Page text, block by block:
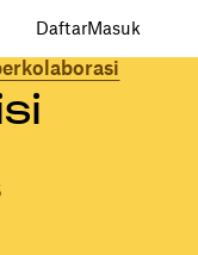
DaftarMasuk